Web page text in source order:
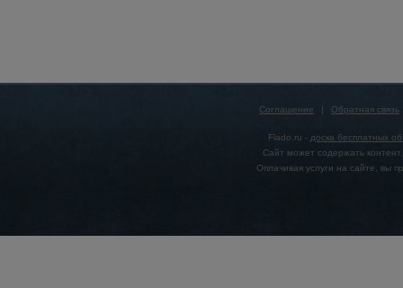
Соглашение | Обратная связь
Flado.ru - доска бесплатных
Сайт может содержать
Оплачивая услуги на сайте, вы